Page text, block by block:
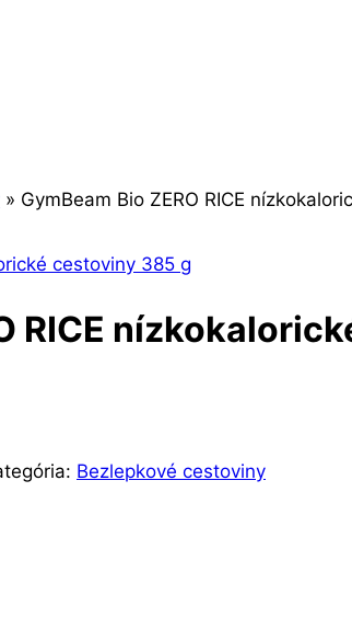
» GymBeam Bio ZERO RICE
RICE
Bezlepkové cestoviny